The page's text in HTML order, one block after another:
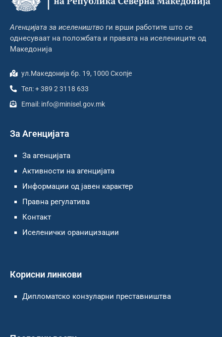
Агенцијата за иселеништво ги врши работите што се
однесуваат на положбата и правата на иселениците од
Македонија
ул.Македонија бр. 19, 1000 Скопје
Тел: + 389 2 3118 633
Email: info@minisel.gov.mk
За Агенцијата
За агенцијата
Активности на агенцијата
Информации од јавен карактер
Правна регулатива
Контакт
Иселенички ораницизации
Корисни линкови
Дипломатско конзуларни преставништва